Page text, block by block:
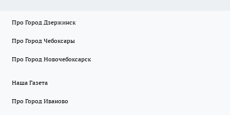
Про Город Дзержинск
Про Город Чебоксары
Про Город Новочебоксарск
Наша Газета
Про Город Иваново